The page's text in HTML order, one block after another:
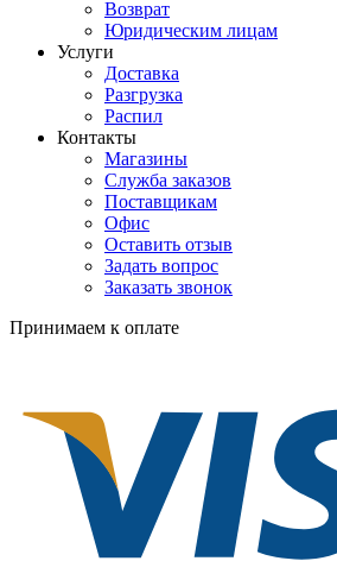
Возврат
Юридическим лицам
Услуги
Доставка
Разгрузка
Распил
Контакты
Магазины
Служба заказов
Поставщикам
Офис
Оставить отзыв
Задать вопрос
Заказать звонок
Принимаем к оплате